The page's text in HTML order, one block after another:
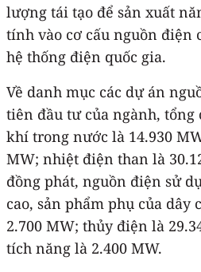
lượng tái tạo để sản xuất
tính vào cơ cấu nguồn điện
hệ thống điện quốc gia.
Về danh mục các dự án
tiên đầu tư của ngành, tổng
khí trong nước là 14.930
MW; nhiệt điện than là
đồng phát, nguồn điện sử
cao, sản phẩm phụ của dây
2.700 MW; thủy điện là
tích năng là 2.400 MW.